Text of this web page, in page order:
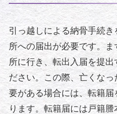
引っ越しによる納骨手続
所への届出が必要です。
所に行き、転出入届を提出
ださい。この際、亡くな
要がある場合には、転籍
ります。転籍届には戸籍